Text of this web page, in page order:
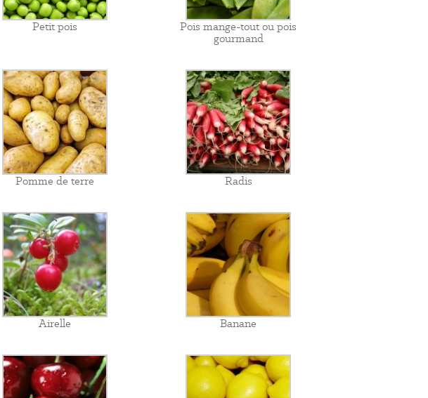
Petit pois
Pois mange-tout ou pois
gourmand
Pomme de terre Radis
Airelle Banane